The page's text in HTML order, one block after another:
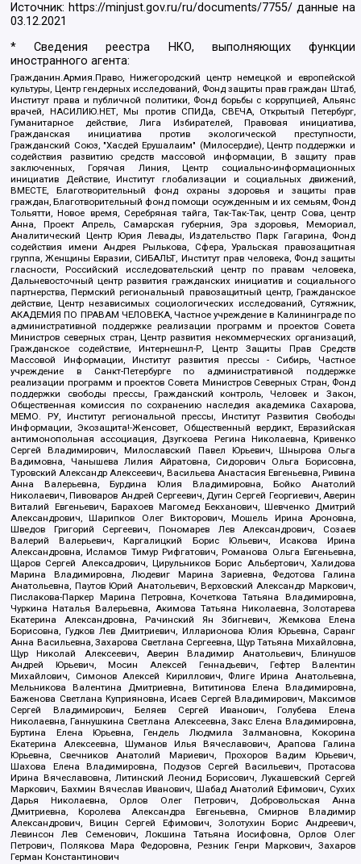
Источник: https://minjust.gov.ru/ru/documents/7755/ данные на
03.12.2021
* Сведения реестра НКО, выполняющих функции
иностранного агента:
Гражданин.Армия.Право, Нижегородский центр немецкой и европейской
культуры, Центр гендерных исследований, Фонд защиты прав граждан Штаб,
Институт права и публичной политики, Фонд борьбы с коррупцией, Альянс
врачей, НАСИЛИЮ.НЕТ, Мы против СПИДа, СВЕЧА, Открытый Петербург,
Гуманитарное действие, Лига Избирателей, Правовая инициатива,
Гражданская инициатива против экологической преступности,
Гражданский Союз, "Хасдей Ерушалаим" (Милосердие), Центр поддержки и
содействия развитию средств массовой информации, В защиту прав
заключенных, Горячая Линия, Центр социально-информационных
инициатив Действие, Институт глобализации и социальных движений,
ВМЕСТЕ, Благотворительный фонд охраны здоровья и защиты прав
граждан, Благотворительный фонд помощи осужденным и их семьям, Фонд
Тольятти, Новое время, Серебряная тайга, Так-Так-Так, центр Сова, центр
Анна, Проект Апрель, Самарская губерния, Эра здоровья, Мемориал,
Аналитический Центр Юрия Левады, Издательство Парк Гагарина, Фонд
содействия имени Андрея Рылькова, Сфера, Уральская правозащитная
группа, Женщины Евразии, СИБАЛЬТ, Институт прав человека, Фонд защиты
гласности, Российский исследовательский центр по правам человека,
Дальневосточный центр развития гражданских инициатив и социального
партнерства, Пермский региональный правозащитный центр, Гражданское
действие, Центр независимых социологических исследований, Сутяжник,
АКАДЕМИЯ ПО ПРАВАМ ЧЕЛОВЕКА, Частное учреждение в Калининграде по
административной поддержке реализации программ и проектов Совета
Министров северных стран, Центр развития некоммерческих организаций,
Гражданское содействие, Интернешнл-Р, Центр Защиты Прав Средств
Массовой Информации, Институт развития прессы - Сибирь, Частное
учреждение в Санкт-Петербурге по административной поддержке
реализации программ и проектов Совета Министров Северных Стран, Фонд
поддержки свободы прессы, Гражданский контроль, Человек и Закон,
Общественная комиссия по сохранению наследия академика Сахарова,
МЕМО. РУ, Институт региональной прессы, Институт Развития Свободы
Информации, Экозащита!-Женсовет, Общественный вердикт, Евразийская
антимонопольная ассоциация, Дзугкоева Регина Николаевна, Кривенко
Сергей Владимирович, Милославский Павел Юрьевич, Шнырова Ольга
Вадимовна, Чанышева Лилия Айратовна, Сидорович Ольга Борисовна,
Туровский Александр Алексеевич, Васильева Анастасия Евгеньевна, Ривина
Анна Валерьевна, Бурдина Юлия Владимировна, Бойко Анатолий
Николаевич, Пивоваров Андрей Сергеевич, Дугин Сергей Георгиевич, Аверин
Виталий Евгеньевич, Барахоев Магомед Бекханович, Шевченко Дмитрий
Александрович, Шарипков Олег Викторович, Мошель Ирина Ароновна,
Шведов Григорий Сергеевич, Пономарев Лев Александрович, Созаев
Валерий Валерьевич, Каргалицкий Борис Юльевич, Исакова Ирина
Александровна, Исламов Тимур Рифгатович, Романова Ольга Евгеньевна,
Щаров Сергей Алексадрович, Цирульников Борис Альбертович, Халидова
Марина Владимировна, Людевиг Марина Зариевна, Федотова Галина
Анатольевна, Паутов Юрий Анатольевич, Верховский Александр Маркович,
Пислакова-Паркер Марина Петровна, Кочеткова Татьяна Владимировна,
Чуркина Наталья Валерьевна, Акимова Татьяна Николаевна, Золотарева
Екатерина Александровна, Рачинский Ян Збигневич, Жемкова Елена
Борисовна, Гудков Лев Дмитриевич, Илларионова Юлия Юрьевна, Саранг
Анна Васильевна, Захарова Светлана Сергеевна, Щур Татьяна Михайловна,
Щур Николай Алексеевич, Аверин Владимир Анатольевич, Блинушов
Андрей Юрьевич, Мосин Алексей Геннадьевич, Гефтер Валентин
Михайлович, Симонов Алексей Кириллович, Флиге Ирина Анатольевна,
Мельникова Валентина Дмитриевна, Вититинова Елена Владимировна,
Баженова Светлана Куприяновна, Исаев Сергей Владимирович, Максимов
Сергей Владимирович, Беляев Сергей Иванович, Голубева Елена
Николаевна, Ганнушкина Светлана Алексеевна, Закс Елена Владимировна,
Буртина Елена Юрьевна, Гендель Людмила Залмановна, Кокорина
Екатерина Алексеевна, Шуманов Илья Вячеславович, Арапова Галина
Юрьевна, Свечников Анатолий Мариевич, Прохоров Вадим Юрьевич,
Шахова Елена Владимировна, Подузов Сергей Васильевич, Протасова
Ирина Вячеславовна, Литинский Леонид Борисович, Лукашевский Сергей
Маркович, Бахмин Вячеслав Иванович, Шабад Анатолий Ефимович, Сухих
Дарья Николаевна, Орлов Олег Петрович, Добровольская Анна
Дмитриевна, Королева Александра Евгеньевна, Смирнов Владимир
Александрович, Вицин Сергей Ефимович, Золотухин Борис Андреевич,
Левинсон Лев Семенович, Локшина Татьяна Иосифовна, Орлов Олег
Петрович, Полякова Мара Федоровна, Резник Генри Маркович, Захаров
Герман Константинович